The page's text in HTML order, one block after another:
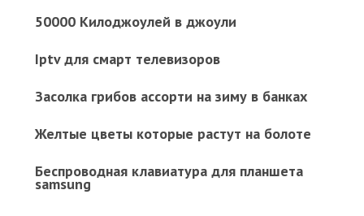
50000 Килоджоулей в джоули
Iptv для смарт телевизоров
Засолка грибов ассорти на зиму в банках
Желтые цветы которые растут на болоте
Беспроводная клавиатура для планшета
samsung